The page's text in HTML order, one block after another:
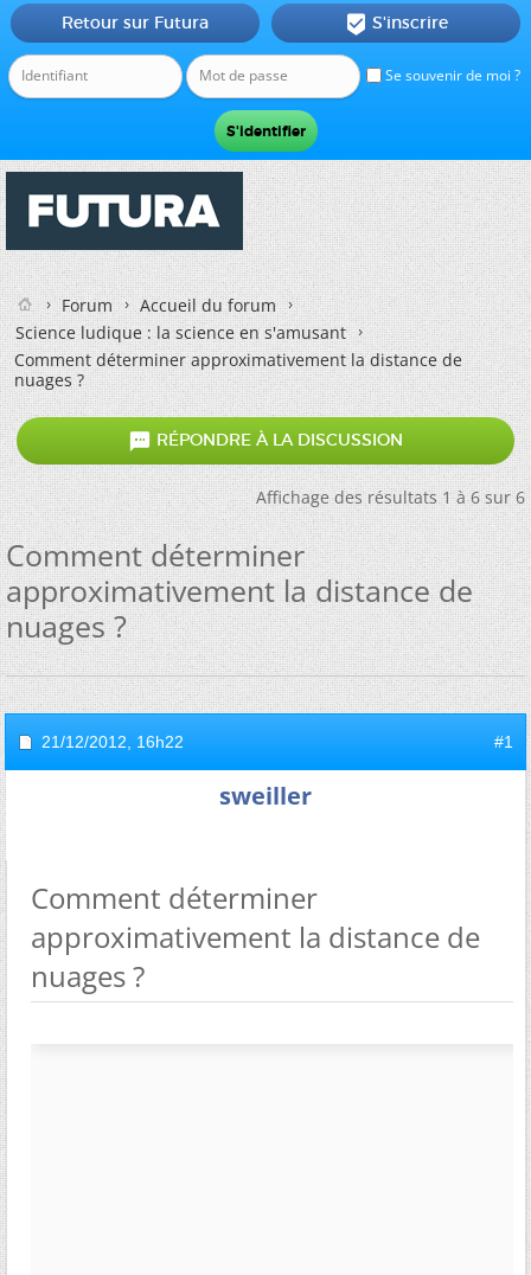
Se souvenir de moi ?
Retour sur Futura  S'inscrire
Forum
Accueil du forum
Science ludique : la science en s'amusant
Comment déterminer approximativement la distance de
nuages ?
 RÉPONDRE À LA DISCUSSION
Affichage des résultats 1 à 6 sur 6
Comment déterminer
approximativement la distance de
nuages ?
21/12/2012, 16h22 #1
sweiller
Comment déterminer
approximativement la distance de
nuages ?